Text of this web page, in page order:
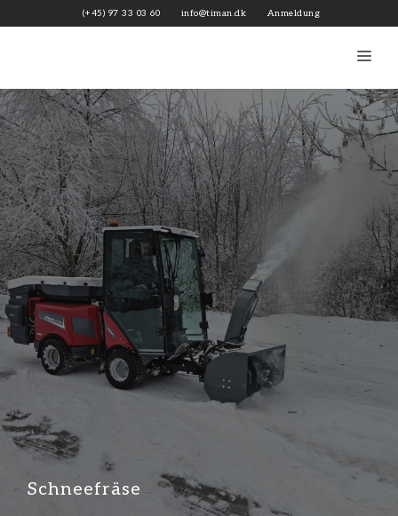
Inhalt
(+45) 97 33 03 60 info@timan.dk Anmeldung
Schneefräse